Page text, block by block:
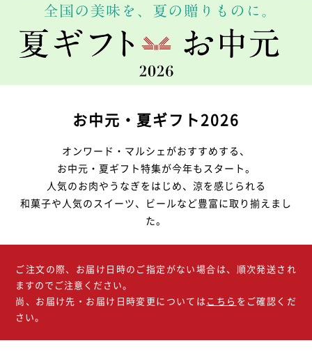
お中元・夏ギフト2026
オンワード・マルシェがおすすめする、
お中元・夏ギフト特集が今年もスタート。
人気のお肉やうなぎをはじめ、涼を感じられる
和菓子や人気のスイーツ、ビールなど豊富に取り揃えまし
た。
ご注文の際、お届け日時のご指定がない場合は、順次発送され
ますのでご注意ください。
尚、お届け先・お届け日時変更については こちら をご確認くだ
さい。